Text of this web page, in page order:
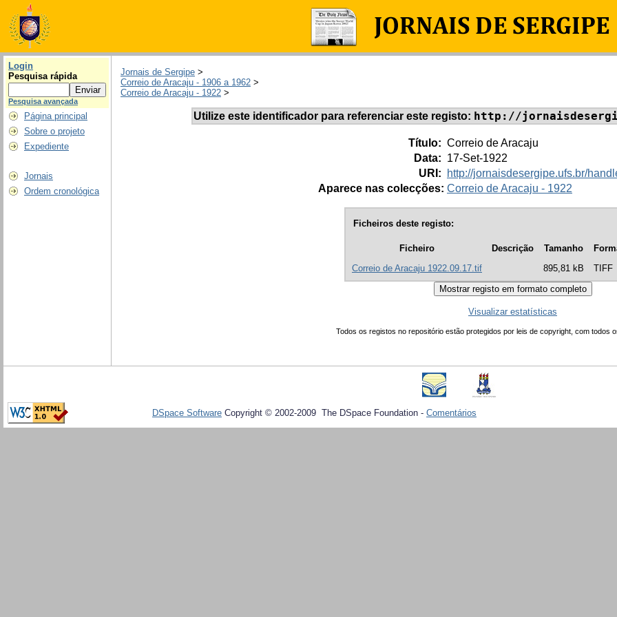
Login
Pesquisa rápida
Pesquisa avançada
Página principal
Sobre o projeto
Expediente
Jornais
Ordem cronológica
Jornais de Sergipe >
Correio de Aracaju - 1906 a 1962 >
Correio de Aracaju - 1922 >
Utilize este identificador para referenciar este registo: http://
Título: Correio de Aracaju
Data: 17-Set-1922
URI:
http://jornaisdesergipe.ufs.br/
Aparece nas colecções: Correio de Aracaju - 1922
Ficheiros deste registo:
Ficheiro Descrição Tamanho
Correio de Aracaju 1922.09.17.tif
895,81 kB TIFF
Visualizar estatísticas
Todos os registos no repositório estão protegidos por leis de copyright, com todos
DSpace Software Copyright © 2002-2009 The DSpace Foundation - Comentários